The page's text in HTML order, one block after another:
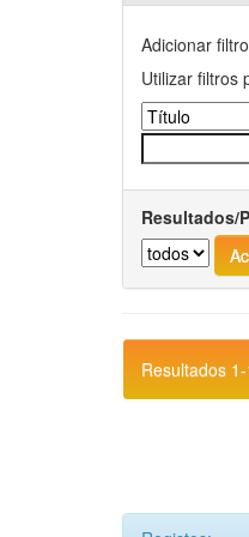
Adicionar
Utilizar filtros
Resultados/
Resultados